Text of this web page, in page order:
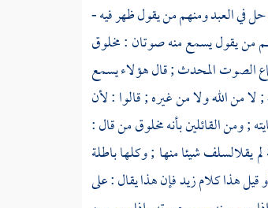
العبد ومنهم من يقول ظهر فيه -
من يقول يسمع منه صوتان : مخلوق
الصوت المحدث ; قال هؤلاء يسمع
من الله ولا من غيره ; قالوا : لأن
; ومن القائلين بأنه مخلوق من قال :
يقلالسلفشيئا منها ; وكلها باطلة
قيل هذا كلام زيد فإن هذا يقال : على